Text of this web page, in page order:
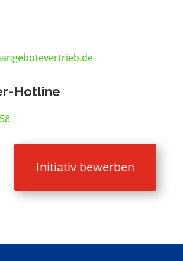
Hotline
Initiativ bewerben